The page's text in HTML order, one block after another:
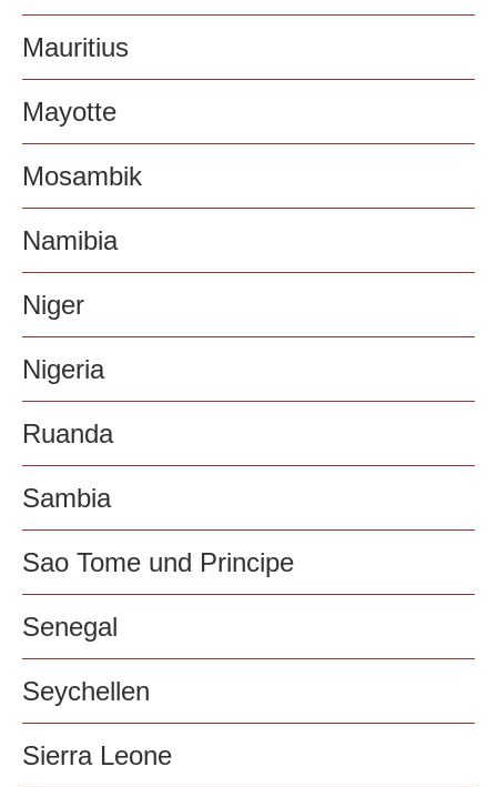
Mauritius
Mayotte
Mosambik
Namibia
Niger
Nigeria
Ruanda
Sambia
Sao Tome und Principe
Senegal
Seychellen
Sierra Leone